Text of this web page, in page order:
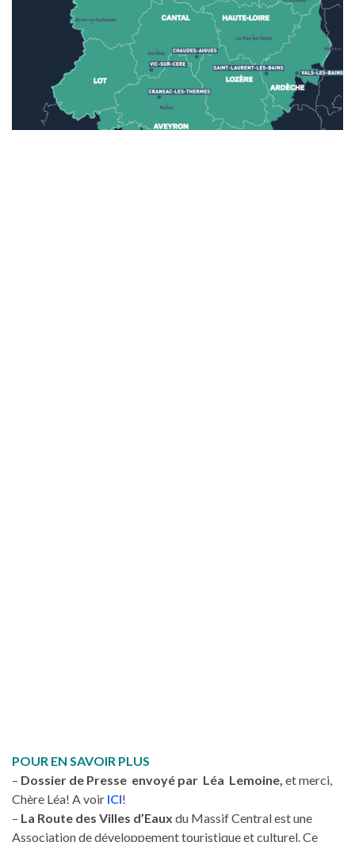
POUR EN SAVOIR PLUS
– Dossier de Presse envoyé par Léa Lemoine, et merci,
Chère Léa! A voir ICI!
– La Route des Villes d’Eaux du Massif Central est une
Association de développement touristique et culturel. Ce